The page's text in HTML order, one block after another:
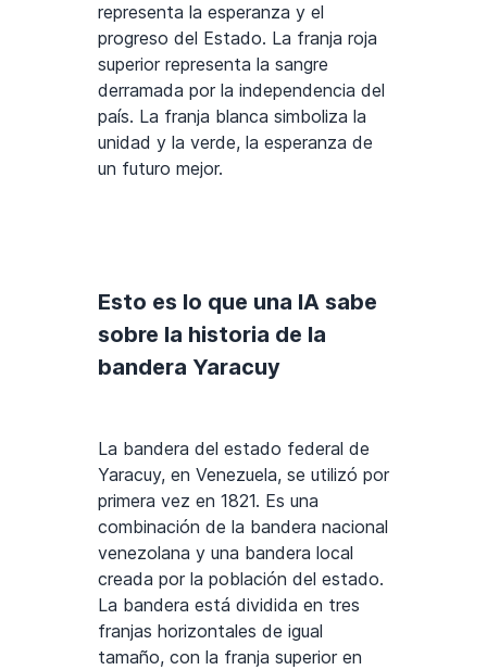
representa la esperanza y el
progreso del Estado. La franja roja
superior representa la sangre
derramada por la independencia del
país. La franja blanca simboliza la
unidad y la verde, la esperanza de
un futuro mejor.
Esto es lo que una IA sabe
sobre la historia de la
bandera Yaracuy
La bandera del estado federal de
Yaracuy, en Venezuela, se utilizó por
primera vez en 1821. Es una
combinación de la bandera nacional
venezolana y una bandera local
creada por la población del estado.
La bandera está dividida en tres
franjas horizontales de igual
tamaño, con la franja superior en